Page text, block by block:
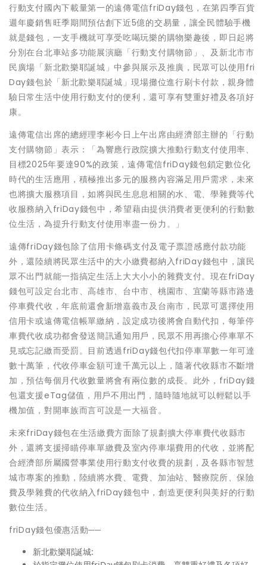
行動支付國內下載量第一的遠傳電信friDay錢包，在第四季百貨
週年慶銷售旺季期間預估創下近5億的交易量，讓全民體驗手機
就是錢包，一支手機就可享受吃喝玩樂的購物樂趣後，即日起將
分別在台北車站多功能展演廳「行動支付購物節」、及新北市市
民廣場「新北歡樂耶誕城」中參與展示及推廣，民眾可以使用fri
Day錢包於「新北歡樂耶誕城」現場攤位進行刷卡付款，親身體
驗日常生活中使用行動支付的便利，還可享有雙重好禮及各項好
康。
遠傳電信出席的總經理李彬今日上午出席由經濟部主辦的「行動
支付購物節」表示：「為響應行政院擴大推動行動支付使用率、
目標2025年要達90%的政策，遠傳電信friDay錢包鎖定數位化
時代的生活應用，積極推出多元的服務內容滿足用戶需求，未來
也將擴大服務項目，如將與民生息息相關的水、電、學雜費等代
收服務納入friDay錢包中，希望藉由提供消費者更便利的行動數
位生活，為提升行動支付使用率盡一份力。」
遠傳friDay錢包除了信用卡條碼支付及電子票證感應付款功能
外，還陸續將民眾生活中的大小繳費都納入friDay錢包中，讓民
眾不出門就能一指搞定生活上大大小小的雜費支付。現在friDay
錢包可設定台北市、高雄市、台中市、桃園市、宜蘭等縣市路邊
停車費代收，年底前還會新增嘉義市及台南市，民眾可選擇使用
信用卡或遠傳電信帳單繳納，設定成功後將會自動代扣，每筆停
車費代收成功都會發送簡訊通知用戶，民眾不用再擔心停車單不
見或忘記繳而受罰。目前透過friDay錢包代扣停車單數一年可達
數十萬筆，代收停車金額可達千萬元以上，隨著代收縣市不斷增
加，預估每個月代收數量將會有兩位數的成長。此外，friDay錢
包還支援eTag儲值，用戶不用出門，隨時隨地就可以輕鬆以手
機加值，對開車族而言可說是一大福音。
未來friDay錢包在生活繳費方面除了規劃擴大停車費代收縣市
外，還將支援掃瞄停車單繳費及室內停車場費用的代收，並將配
合經濟部所屬國營事業使用行動支付收費的規劃，及各縣市智慧
城市專案的推動，陸續將水費、電費、加油站、醫療院所、保險
費及學雜費的代收納入friDay錢包中，創造更便利與美好的行動
數位生活。
friDay錢包優惠活動──
新北歡樂耶誕城: